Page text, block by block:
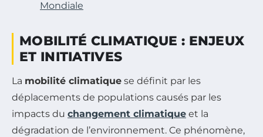
Mondiale
MOBILITÉ CLIMATIQUE : ENJEUX
ET INITIATIVES
La mobilité climatique se définit par les
déplacements de populations causés par les
impacts du changement climatique et la
dégradation de l’environnement. Ce phénomène,